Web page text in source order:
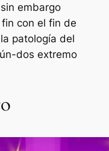
embargo
con el fin de
patologí­a del
dos extremo